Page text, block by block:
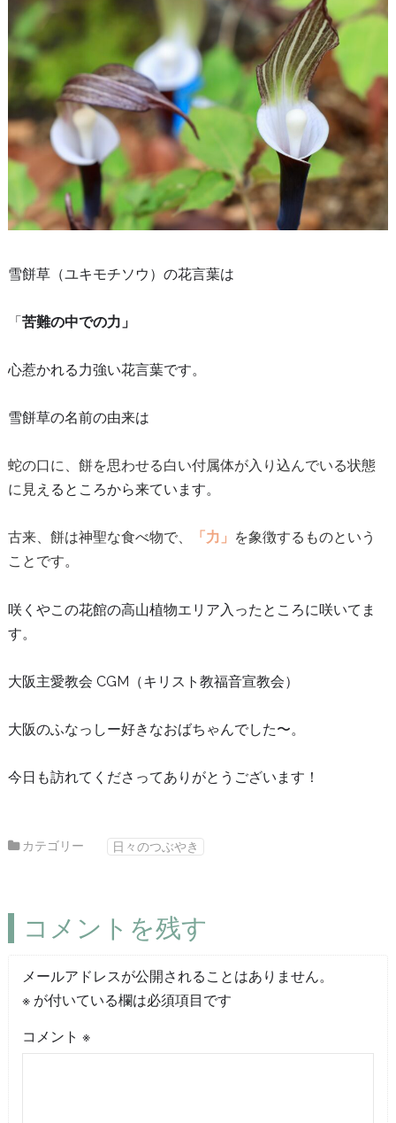
雪餅草（ユキモチソウ）の花言葉は
「苦難の中での力」
心惹かれる力強い花言葉です。
雪餅草の名前の由来は
蛇の口に、餅を思わせる白い付属体が入り込んでいる状態
に見え るところから来ています。
古来、餅は神聖な食べ物で、 「力」 を象徴するものという
ことです。
咲くやこの花館の高山植物エリア入ったところに咲いてま
す。
大阪主愛教会 CGM（キリスト教福音宣教会）
大阪のふなっしー好きなおばちゃんでした〜。
今日も訪れてくださってありがとうございます！
カテゴリー 日々のつぶやき
コメントを残す
メールアドレスが公開されることはありません。
※が付いている欄は必須項目です
コメント ※